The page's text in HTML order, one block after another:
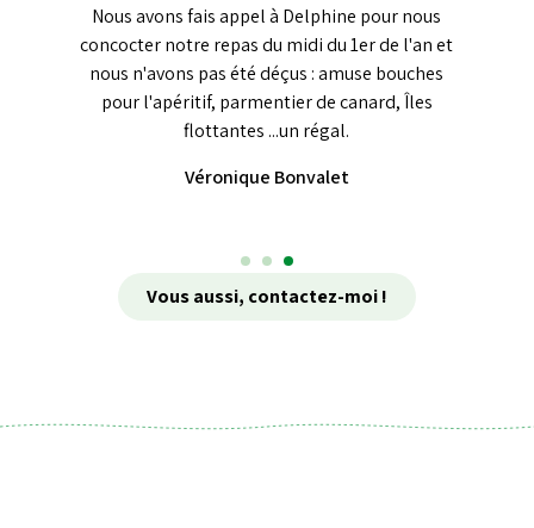
Véronique Bonvalet
Nous avons fais appel à Delphine pour nous
concocter notre repas du midi du 1er de l'an et
nous n'avons pas été déçus : amuse bouches
pour l'apéritif, parmentier de canard, Îles
flottantes ...un régal.
Vous aussi, contactez-moi !